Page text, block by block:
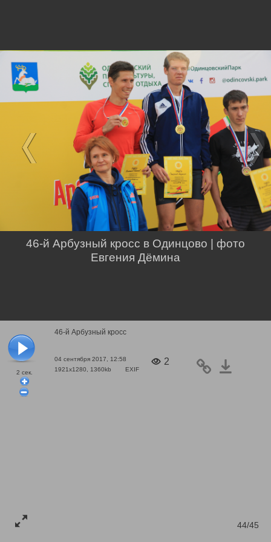
2 сек.
46-й Арбузный кросс
04 сентября 2017, 12:58
1921x1280, 1360kb
EXIF
2
44/45
46-й Арбузный кросс в Одинцово | фото
Евгения Дёмина